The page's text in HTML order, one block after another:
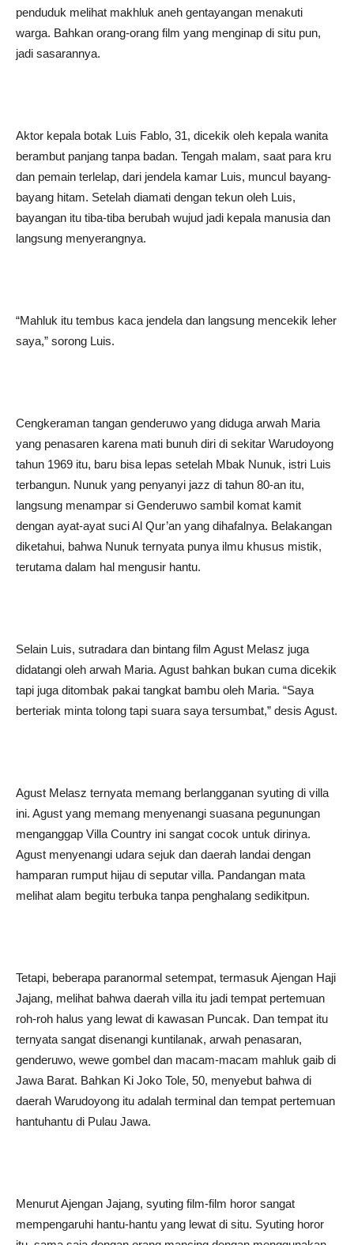
penduduk melihat makhluk aneh gentayangan menakuti
warga. Bahkan orang-orang film yang menginap di situ pun,
jadi sasarannya.
Aktor kepala botak Luis Fablo, 31, dicekik oleh kepala wanita
berambut panjang tanpa badan. Tengah malam, saat para kru
dan pemain terlelap, dari jendela kamar Luis, muncul bayang-
bayang hitam. Setelah diamati dengan tekun oleh Luis,
bayangan itu tiba-tiba berubah wujud jadi kepala manusia dan
langsung menyerangnya.
“Mahluk itu tembus kaca jendela dan langsung mencekik leher
saya,” sorong Luis.
Cengkeraman tangan genderuwo yang diduga arwah Maria
yang penasaren karena mati bunuh diri di sekitar Warudoyong
tahun 1969 itu, baru bisa lepas setelah Mbak Nunuk, istri Luis
terbangun. Nunuk yang penyanyi jazz di tahun 80-an itu,
langsung menampar si Genderuwo sambil komat kamit
dengan ayat-ayat suci Al Qur’an yang dihafalnya. Belakangan
diketahui, bahwa Nunuk ternyata punya ilmu khusus mistik,
terutama dalam hal mengusir hantu.
Selain Luis, sutradara dan bintang film Agust Melasz juga
didatangi oleh arwah Maria. Agust bahkan bukan cuma dicekik
tapi juga ditombak pakai tangkat bambu oleh Maria. “Saya
berteriak minta tolong tapi suara saya tersumbat,” desis Agust.
Agust Melasz ternyata memang berlangganan syuting di villa
ini. Agust yang memang menyenangi suasana pegunungan
menganggap Villa Country ini sangat cocok untuk dirinya.
Agust menyenangi udara sejuk dan daerah landai dengan
hamparan rumput hijau di seputar villa. Pandangan mata
melihat alam begitu terbuka tanpa penghalang sedikitpun.
Tetapi, beberapa paranormal setempat, termasuk Ajengan Haji
Jajang, melihat bahwa daerah villa itu jadi tempat pertemuan
roh-roh halus yang lewat di kawasan Puncak. Dan tempat itu
ternyata sangat disenangi kuntilanak, arwah penasaran,
genderuwo, wewe gombel dan macam-macam mahluk gaib di
Jawa Barat. Bahkan Ki Joko Tole, 50, menyebut bahwa di
daerah Warudoyong itu adalah terminal dan tempat pertemuan
hantuhantu di Pulau Jawa.
Menurut Ajengan Jajang, syuting film-film horor sangat
mempengaruhi hantu-hantu yang lewat di situ. Syuting horor